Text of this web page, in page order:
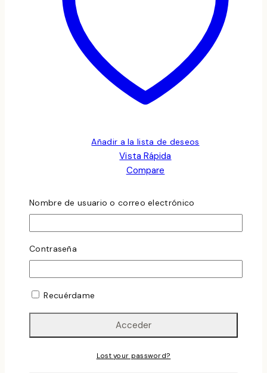
Añadir a la lista de deseos
Vista Rápida
Compare
D.O. Rias Baixas
15.00
Vista Rápida
Nombre de usuario o correo electrónico
Contraseña
Recuérdame
Lost your password?